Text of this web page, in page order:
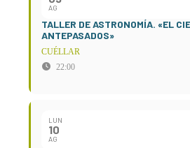
AG
TALLER DE ASTRONOMÍA. «EL
ANTEPASADOS»
CUÉLLAR
22:00
LUN
10
AG